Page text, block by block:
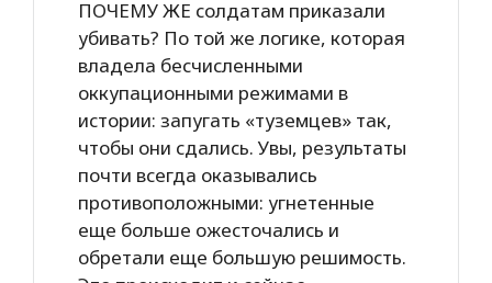
ПОЧЕМУ ЖЕ солдатам приказали
убивать? По той же логике, которая
владела бесчисленными
оккупационными режимами в
истории: запугать «туземцев» так,
чтобы они сдались. Увы, результаты
почти всегда оказывались
противоположными: угнетенные
еще больше ожесточались и
обретали еще большую решимость.